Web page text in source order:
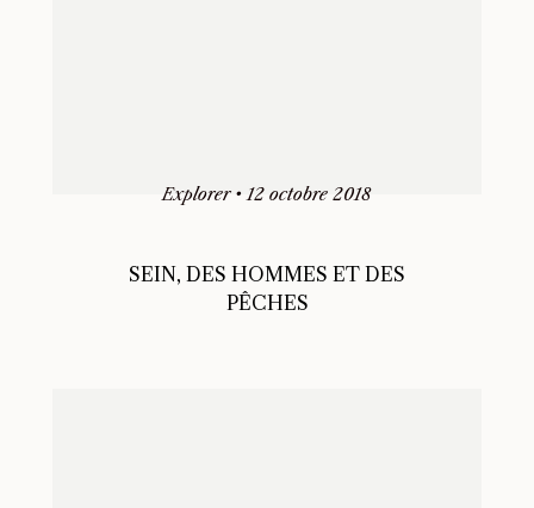
Explorer • 12 octobre 2018
SEIN, DES HOMMES ET DES
PÊCHES